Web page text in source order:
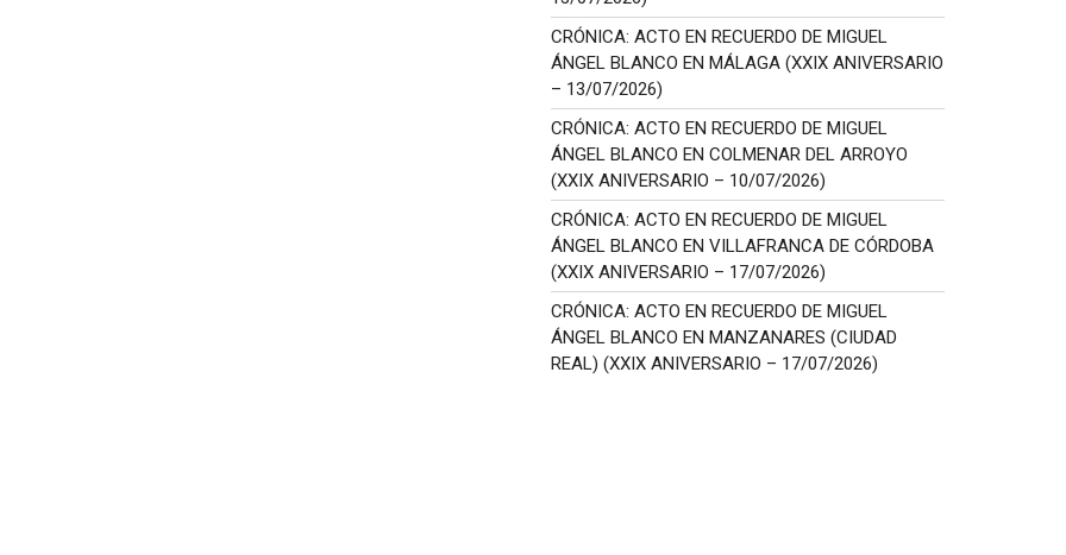
CRÓNICA: ACTO EN RECUERDO DE MIGUEL
ÁNGEL BLANCO EN MÁLAGA (XXIX ANIVERSARIO
– 13/07/2026)
CRÓNICA: ACTO EN RECUERDO DE MIGUEL
ÁNGEL BLANCO EN COLMENAR DEL ARROYO
(XXIX ANIVERSARIO – 10/07/2026)
CRÓNICA: ACTO EN RECUERDO DE MIGUEL
ÁNGEL BLANCO EN VILLAFRANCA DE CÓRDOBA
(XXIX ANIVERSARIO – 17/07/2026)
CRÓNICA: ACTO EN RECUERDO DE MIGUEL
ÁNGEL BLANCO EN MANZANARES (CIUDAD
REAL) (XXIX ANIVERSARIO – 17/07/2026)